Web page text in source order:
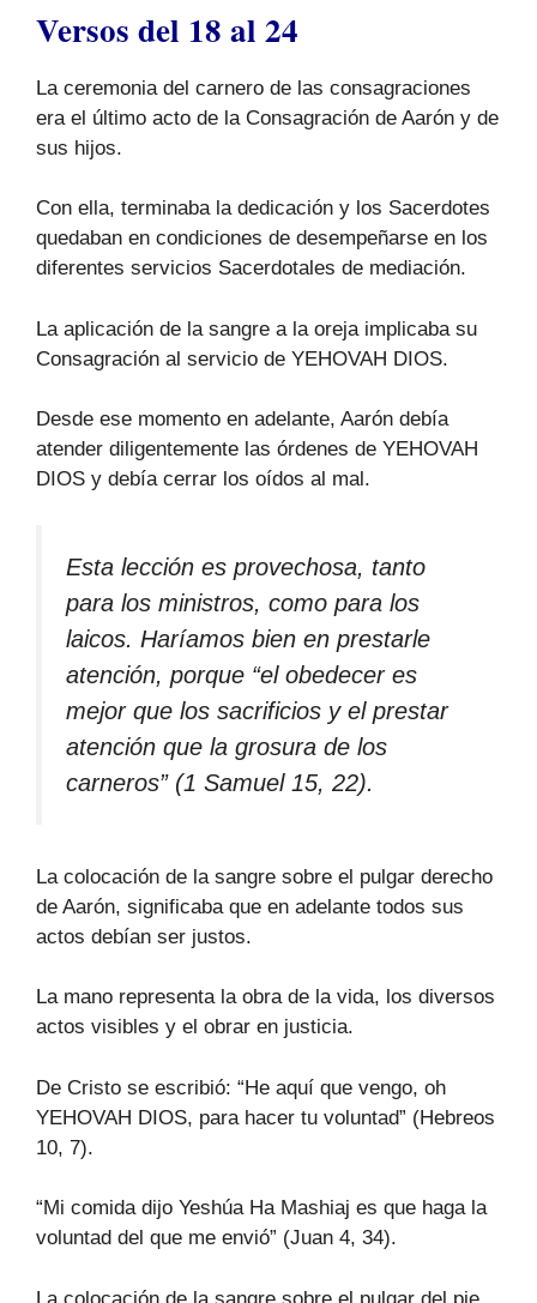
Versos del 18 al 24
La ceremonia del carnero de las consagraciones
era el último acto de la Consagración de Aarón y de
sus hijos.
Con ella, terminaba la dedicación y los Sacerdotes
quedaban en condiciones de desempeñarse en los
diferentes servicios Sacerdotales de mediación.
La aplicación de la sangre a la oreja implicaba su
Consagración al servicio de YEHOVAH DIOS.
Desde ese momento en adelante, Aarón debía
atender diligentemente las órdenes de YEHOVAH
DIOS y debía cerrar los oídos al mal.
Esta lección es provechosa, tanto
para los ministros, como para los
laicos. Haríamos bien en prestarle
atención, porque “el obedecer es
mejor que los sacrificios y el prestar
atención que la grosura de los
carneros” (1 Samuel 15, 22).
La colocación de la sangre sobre el pulgar derecho
de Aarón, significaba que en adelante todos sus
actos debían ser justos.
La mano representa la obra de la vida, los diversos
actos visibles y el obrar en justicia.
De Cristo se escribió: “He aquí que vengo, oh
YEHOVAH DIOS, para hacer tu voluntad” (Hebreos
10, 7).
“Mi comida dijo Yeshúa Ha Mashiaj es que haga la
voluntad del que me envió” (Juan 4, 34).
La colocación de la sangre sobre el pulgar del pie